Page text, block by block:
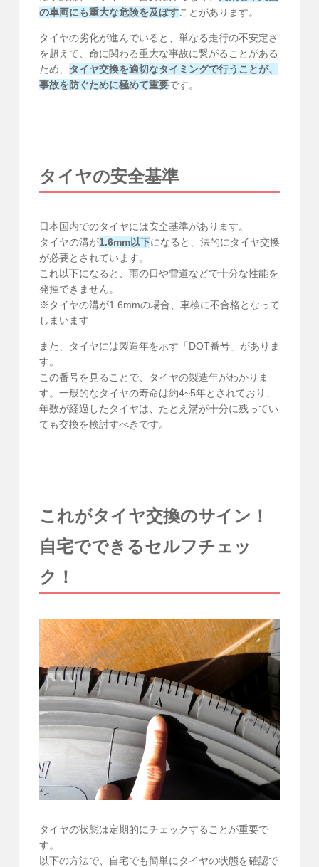
の車両にも重大な危険を及ぼすことがあります。
タイヤの劣化が進んでいると、単なる走行の不安定さ
を超えて、命に関わる重大な事故に繋がることがある
ため、 タイヤ交換を適切なタイミングで行うことが、
事故を防ぐために極めて重要です。
タイヤの安全基準
日本国内でのタイヤには安全基準があります。
タイヤの溝が1.6mm以下になると、法的にタイヤ交換
が必要とされています。
これ以下になると、雨の日や雪道などで十分な性能を
発揮できません。
※タイヤの溝が1.6mmの場合、車検に不合格となって
しまいます
また、タイヤには製造年を示す「DOT番号」がありま
す。
この番号を見ることで、タイヤの製造年がわかりま
す。一般的なタイヤの寿命は約4~5年とされており、
年数が経過したタイヤは、たとえ溝が十分に残ってい
ても交換を検討すべきです。
これがタイヤ交換のサイン！
自宅でできるセルフチェッ
ク！
タイヤの状態は定期的にチェックすることが重要で
す。
以下の方法で、自宅でも簡単にタイヤの状態を確認で